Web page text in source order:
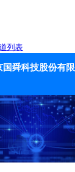
列表
国舜科技股份有限